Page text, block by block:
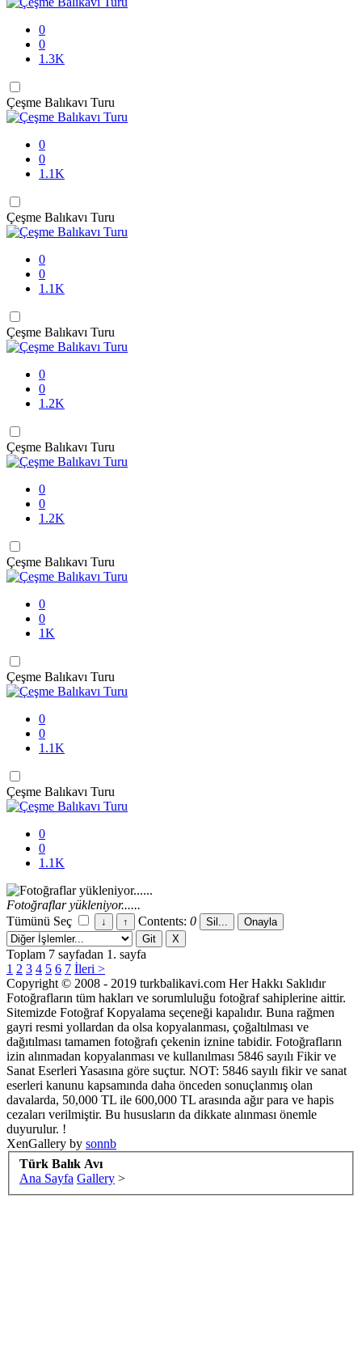
0
0
1.3K
Çeşme Balıkavı Turu
0
0
1.1K
Çeşme Balıkavı Turu
0
0
1.1K
Çeşme Balıkavı Turu
0
0
1.2K
Çeşme Balıkavı Turu
0
0
1.2K
Çeşme Balıkavı Turu
0
0
1K
Çeşme Balıkavı Turu
0
0
1.1K
Çeşme Balıkavı Turu
0
0
1.1K
Fotoğraflar yükleniyor......
Tümünü Seç
Contents: 0
Toplam 7 sayfadan 1. sayfa
1 2 3 4 5 6 7 İleri >
Copyright © 2008 - 2019 turkbalikavi.com Her Hakkı Saklıdır
Fotoğrafların tüm hakları ve sorumluluğu fotoğraf sahiplerine aittir.
Sitemizde Fotoğraf Kopyalama seçeneği kapalıdır. Buna rağmen
gayri resmi yollardan da olsa kopyalanması, çoğaltılması ve
dağıtılması tamamen fotoğrafı çekenin iznine tabidir. Fotoğrafların
izin alınmadan kopyalanması ve kullanılması 5846 sayılı Fikir ve
Sanat Eserleri Yasasına göre suçtur. NOT: 5846 sayılı fikir ve sanat
eserleri kanunu kapsamında daha önceden sonuçlanmış olan
davalarda, 50,000 TL ile 600,000 TL arasında ağır para ve hapis
cezaları verilmiştir. Bu hususların da dikkate alınması önemle
duyurulur. !
XenGallery by sonnb
Türk Balık Avı
Ana Sayfa Gallery >